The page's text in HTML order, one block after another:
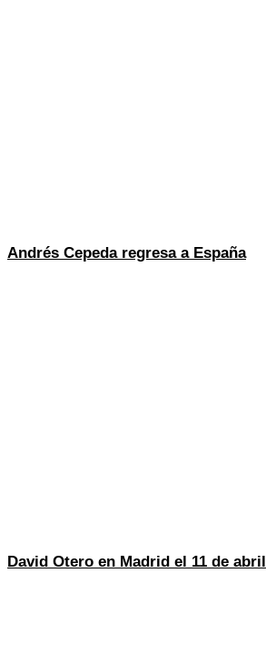
Andrés Cepeda regresa a España
David Otero en Madrid el 11 de abril